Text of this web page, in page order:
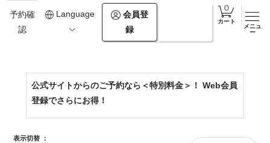
予約確
認
Language
会員登
録
カート
メニュ
ー
0154-67-2500
https://www.theforestakan.com/
公式サイトからのご予約なら＜特別料金＞！ Web会員
登録でさらにお得！
表示切替 ：